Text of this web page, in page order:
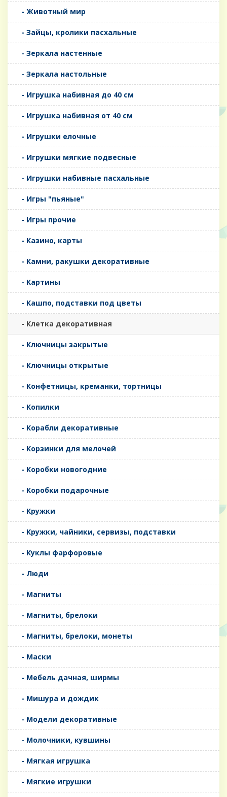
- Животный мир
- Зайцы, кролики пасхальные
- Зеркала настенные
- Зеркала настольные
- Игрушка набивная до 40 см
- Игрушка набивная от 40 см
- Игрушки елочные
- Игрушки мягкие подвесные
- Игрушки набивные пасхальные
- Игры "пьяные"
- Игры прочие
- Казино, карты
- Камни, ракушки декоративные
- Картины
- Кашпо, подставки под цветы
- Клетка декоративная
- Ключницы закрытые
- Ключницы открытые
- Конфетницы, креманки, тортницы
- Копилки
- Корабли декоративные
- Корзинки для мелочей
- Коробки новогодние
- Коробки подарочные
- Кружки
- Кружки, чайники, сервизы, подставки
- Куклы фарфоровые
- Люди
- Магниты
- Магниты, брелоки
- Магниты, брелоки, монеты
- Маски
- Мебель дачная, ширмы
- Мишура и дождик
- Модели декоративные
- Молочники, кувшины
- Мягкая игрушка
- Мягкие игрушки